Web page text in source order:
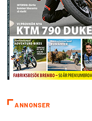
ANNONSER